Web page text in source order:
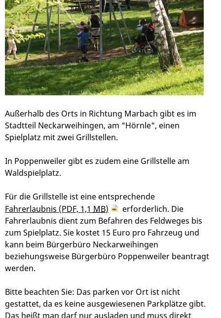
Außerhalb des Orts in Richtung Marbach gibt es im
Stadtteil Neckarweihingen, am "Hörnle", einen
Spielplatz mit zwei Grillstellen.
In Poppenweiler gibt es zudem eine Grillstelle am
Waldspielplatz.
Für die Grillstelle ist eine entsprechende
Fahrerlaubnis (PDF, 1,1 MB)
erforderlich. Die
Fahrerlaubnis dient zum Befahren des Feldweges bis
zum Spielplatz. Sie kostet 15 Euro pro Fahrzeug und
kann beim Bürgerbüro Neckarweihingen
beziehungsweise Bürgerbüro Poppenweiler beantragt
werden.
Bitte beachten Sie: Das parken vor Ort ist nicht
gestattet, da es keine ausgewiesenen Parkplätze gibt.
Das heißt man darf nur ausladen und muss direkt